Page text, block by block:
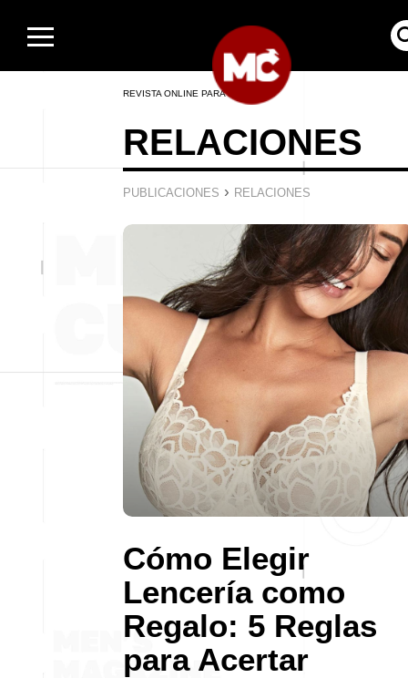
REVISTA ONLINE PARA HOMBRES
RELACIONES
PUBLICACIONES › RELACIONES
Cómo Elegir
Lencería como
Regalo: 5 Reglas
para Acertar